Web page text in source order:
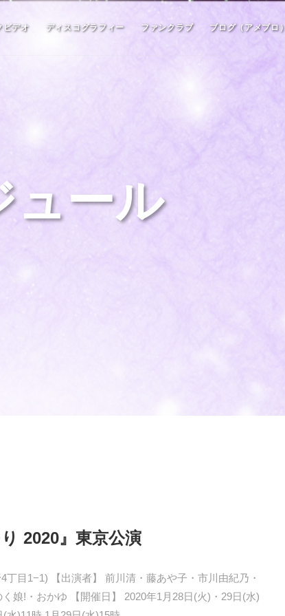
ビデオ ディスコグラフィー ファンクラブ ブログ（アメブロ）
ュール
2020』東京公演
丁目1−1) 【出演者】 前川清・藤あや子・市川由紀乃・
娘!・おかゆ 【開催日】 2020年1月28日(火)・29日(水)